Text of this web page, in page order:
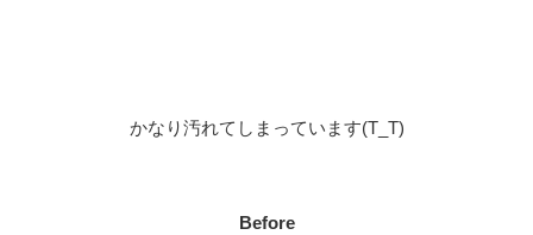
かなり汚れてしまっています(T_T)
Before